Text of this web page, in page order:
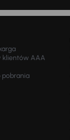
klientów AAA
pobrania